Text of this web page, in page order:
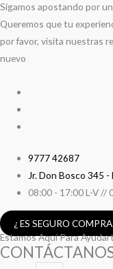
Sigamos apostando por
Queremos que tu
por favor, visita nuestras
nuevo
9777 42687
Jr. Don Bosco 345 -
08:00 - 17:00 L-V //
¿ ES SEGURO
Estamos Aquí Para